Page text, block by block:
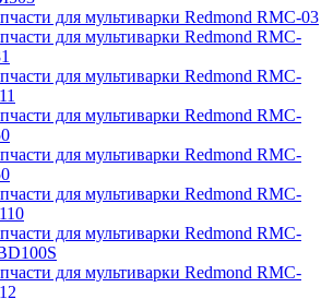
для мультиварки Redmond RMC-03
для мультиварки Redmond RMC-
для мультиварки Redmond RMC-
для мультиварки Redmond RMC-
для мультиварки Redmond RMC-
для мультиварки Redmond RMC-
для мультиварки Redmond RMC-
для мультиварки Redmond RMC-